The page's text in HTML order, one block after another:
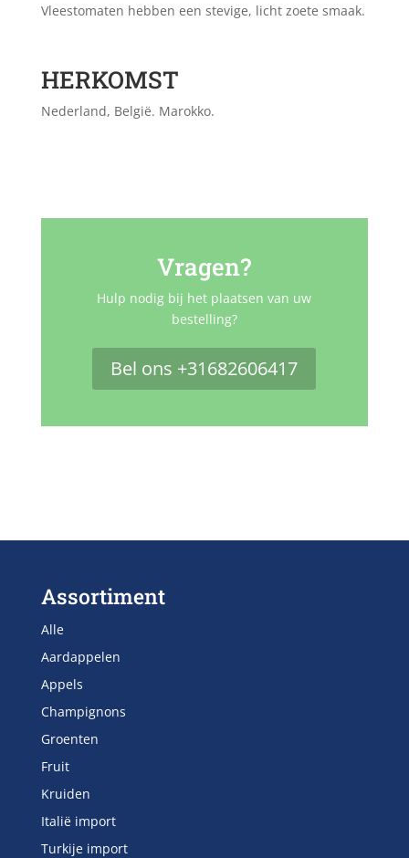
Vleestomaten hebben een stevige, licht zoete smaak.
HERKOMST
Nederland, België. Marokko.
Vragen?
Hulp nodig bij het plaatsen van uw
bestelling?
Bel ons +31682606417
Assortiment
Alle
Aardappelen
Appels
Champignons
Groenten
Fruit
Kruiden
Italië import
Turkije import